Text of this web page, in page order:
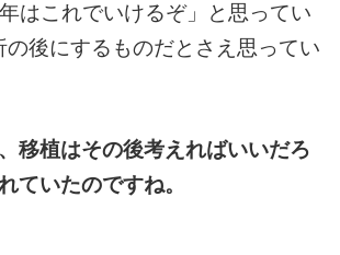
はこれでいけるぞ」と思ってい
の後にするものだとさえ思ってい
移植はその後考えればいいだろ
ていたのですね。